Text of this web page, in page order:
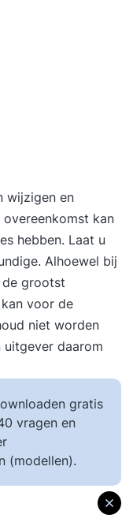
wijzigen en
kan
hebben. Laat u
Alhoewel bij
de grootst
voor de
niet worden
uitgever daarom
gratis
vragen en
(modellen).